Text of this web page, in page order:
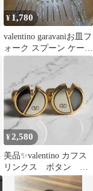
¥ 1,780
valentino garavaniお皿フ
ォーク スプーン ケーキ
サーバーセット
¥2,580
美品✨valentino カフス
リンクス ボタン ロ
ゴ ゴールド ブラッ